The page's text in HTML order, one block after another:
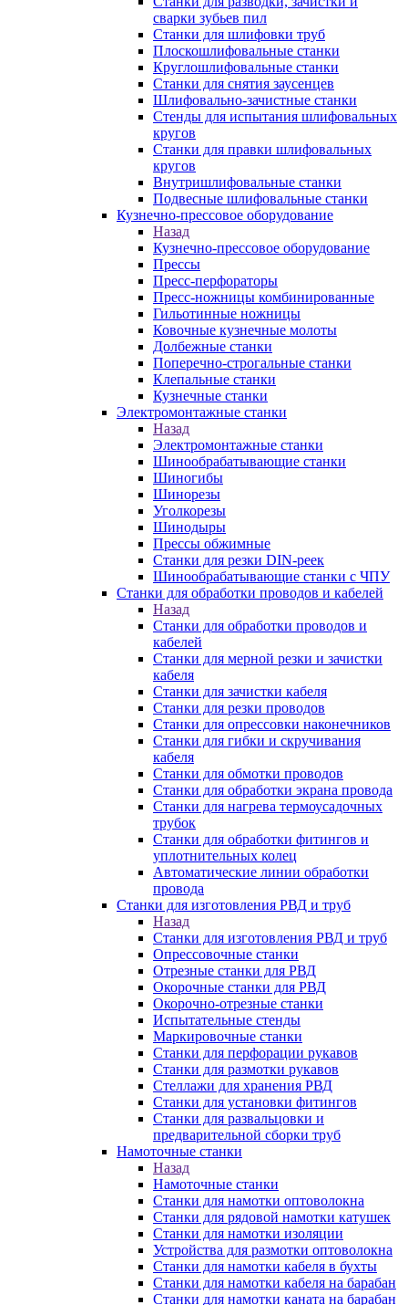
сварки зубьев пил
Станки для шлифовки труб
Плоскошлифовальные станки
Круглошлифовальные станки
Станки для снятия заусенцев
Шлифовально-зачистные станки
Стенды для испытания шлифовальных
кругов
Станки для правки шлифовальных
кругов
Внутришлифовальные станки
Подвесные шлифовальные станки
Кузнечно-прессовое оборудование
Назад
Кузнечно-прессовое оборудование
Прессы
Пресс-перфораторы
Пресс-ножницы комбинированные
Гильотинные ножницы
Ковочные кузнечные молоты
Долбежные станки
Поперечно-строгальные станки
Клепальные станки
Кузнечные станки
Электромонтажные станки
Назад
Электромонтажные станки
Шинообрабатывающие станки
Шиногибы
Шинорезы
Уголкорезы
Шинодыры
Прессы обжимные
Станки для резки DIN-реек
Шинообрабатывающие станки с ЧПУ
Станки для обработки проводов и кабелей
Назад
Станки для обработки проводов и
кабелей
Станки для мерной резки и зачистки
кабеля
Станки для зачистки кабеля
Станки для резки проводов
Станки для опрессовки наконечников
Станки для гибки и скручивания
кабеля
Станки для обмотки проводов
Станки для обработки экрана провода
Станки для нагрева термоусадочных
трубок
Станки для обработки фитингов и
уплотнительных колец
Автоматические линии обработки
провода
Станки для изготовления РВД и труб
Назад
Станки для изготовления РВД и труб
Опрессовочные станки
Отрезные станки для РВД
Окорочные станки для РВД
Окорочно-отрезные станки
Испытательные стенды
Маркировочные станки
Станки для перфорации рукавов
Станки для размотки рукавов
Стеллажи для хранения РВД
Станки для установки фитингов
Станки для развальцовки и
предварительной сборки труб
Намоточные станки
Назад
Намоточные станки
Станки для намотки оптоволокна
Станки для рядовой намотки катушек
Станки для намотки изоляции
Устройства для размотки оптоволокна
Станки для намотки кабеля в бухты
Станки для намотки кабеля на барабан
Станки для намотки каната на барабан